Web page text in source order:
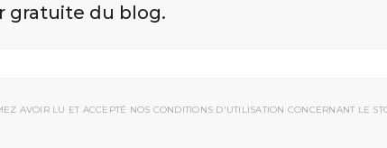
gratuite du blog.
AVOIR LU ET ACCEPTÉ NOS CONDITIONS D'UTILISATION CONCERNANT LE